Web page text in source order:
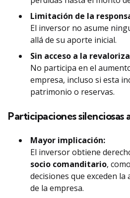
Limitación de la
El inversor no asume
allá de su aporte inicial.
Sin acceso a la
No participa en el
empresa, incluso si esta
patrimonio o reservas.
Participaciones silenciosas
Mayor implicación:
El inversor obtiene
socio comanditario,
decisiones que exceden
de la empresa.